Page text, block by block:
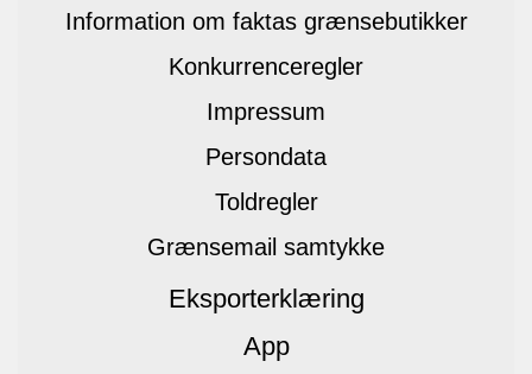
Information om faktas grænsebutikker
Konkurrenceregler
Impressum
Persondata
Toldregler
Grænsemail samtykke
Eksporterklæring
App